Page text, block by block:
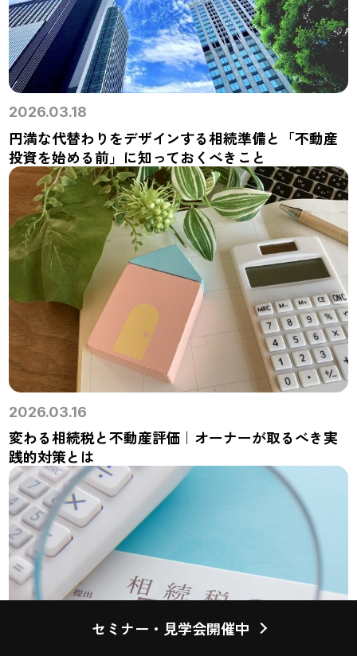
2026.03.18
円満な代替わりをデザインする相続準備と「不動産
投資を始める前」に知っておくべきこと
2026.03.16
変わる相続税と不動産評価｜オーナーが取るべき実
践的対策とは
セミナー・見学会開催中